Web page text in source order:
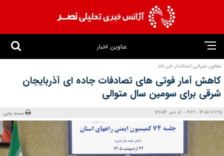
عناوین اخبار
معاون عمرانی استاندار خبر داد:
کاهش آمار فوتی‌ های تصادفات جاده‌ ای آذربایجان
شرقی برای سومین سال متوالی
1405/02/25 - 09:26 - کد خبر: 161054 نسخه چاپی